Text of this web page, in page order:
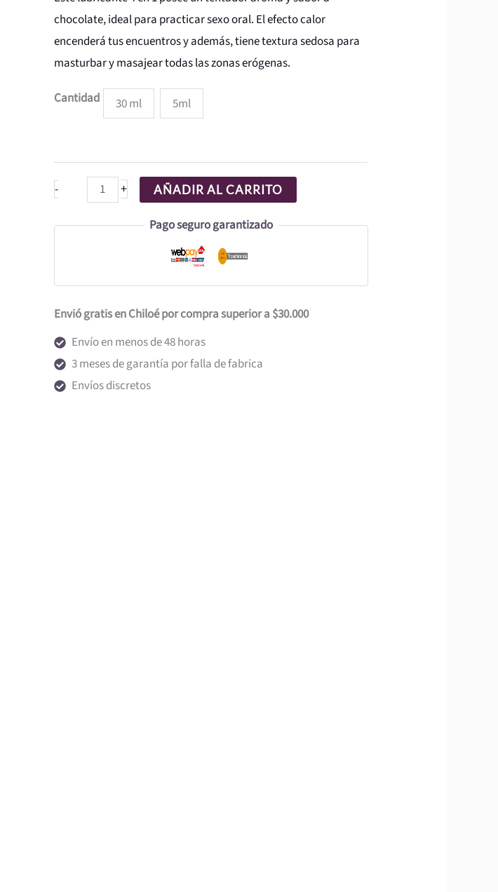
desde
$1.000
hasta
chocolate, ideal para practicar sexo oral. El efecto calor
encenderá tus encuentros y además, tiene textura sedosa para
masturbar y masajear todas las zonas erógenas.
Cantidad 30 ml 5ml
-
cantidad
+ AÑADIR AL CARRITO
Pago seguro garantizado
Envió gratis en Chiloé por compra superior a $30.000
Envío en menos de 48 horas
3 meses de garantía por falla de fabrica
Envíos discretos